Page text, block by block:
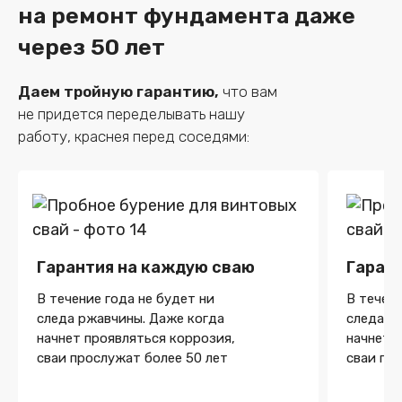
на ремонт фундамента даже
через 50 лет
Даем тройную гарантию, что вам
не придется переделывать нашу
работу, краснея перед соседями:
Гарантия на каждую сваю
В течение года не будет ни
следа ржавчины. Даже когда
начнет проявляться коррозия,
сваи прослужат более 50 лет
В
следа
начнет
сваи